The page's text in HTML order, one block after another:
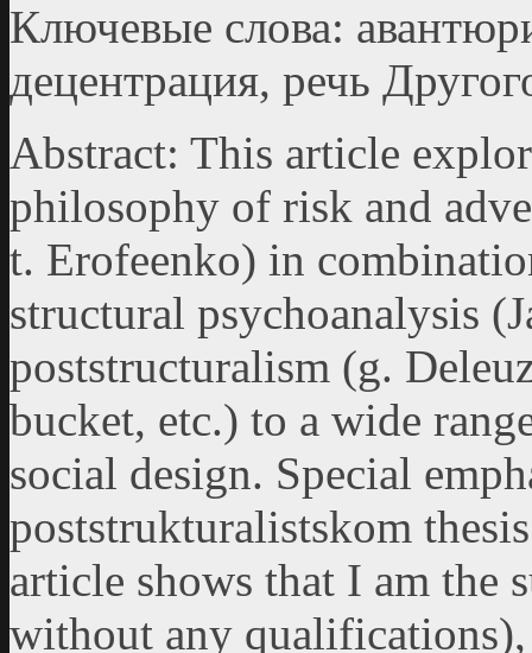
Ключевые слова:
децентрация, речь
Аbstract: This article
philosophy of risk and
t. Erofeenko) in
structural psychoanalysis
poststructuralism (g.
bucket, etc.) to a wide
social design. Special
poststrukturalistskom
article shows that I am the
without any